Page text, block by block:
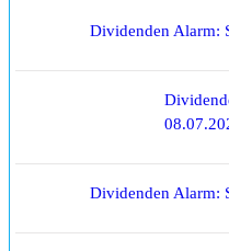
Dividenden Alarm:
Dividenden Alarm: